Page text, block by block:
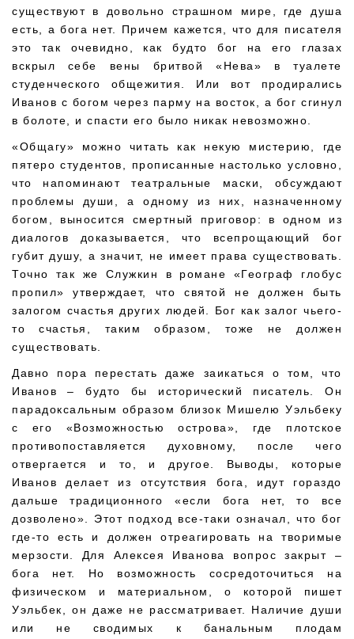
существуют в довольно страшном мире, где душа
есть, а бога нет. Причем кажется, что для писателя
это так очевидно, как будто бог на его глазах
вскрыл себе вены бритвой «Нева» в туалете
студенческого общежития. Или вот продирались
Иванов с богом через парму на восток, а бог сгинул
в болоте, и спасти его было никак невозможно.
«Общагу» можно читать как некую мистерию, где
пятеро студентов, прописанные настолько условно,
что напоминают театральные маски, обсуждают
проблемы души, а одному из них, назначенному
богом, выносится смертный приговор: в одном из
диалогов доказывается, что всепрощающий бог
губит душу, а значит, не имеет права существовать.
Точно так же Служкин в романе «Географ глобус
пропил» утверждает, что святой не должен быть
залогом счастья других людей. Бог как залог чьего-
то счастья, таким образом, тоже не должен
существовать.
Давно пора перестать даже заикаться о том, что
Иванов – будто бы исторический писатель. Он
парадоксальным образом близок Мишелю Уэльбеку
с его «Возможностью острова», где плотское
противопоставляется духовному, после чего
отвергается и то, и другое. Выводы, которые
Иванов делает из отсутствия бога, идут гораздо
дальше традиционного «если бога нет, то все
дозволено». Этот подход все-таки означал, что бог
где-то есть и должен отреагировать на творимые
мерзости. Для Алексея Иванова вопрос закрыт –
бога нет. Но возможность сосредоточиться на
физическом и материальном, о которой пишет
Уэльбек, он даже не рассматривает. Наличие души
или не сводимых к банальным плодам